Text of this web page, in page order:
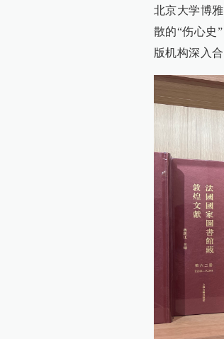
北京大学博
散的“伤心史
版机构深入